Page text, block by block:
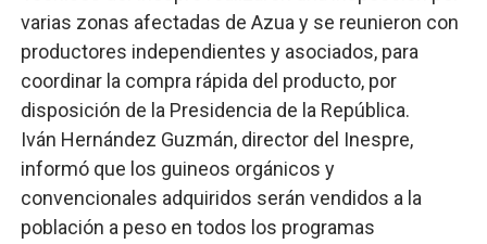
varias zonas afectadas de Azua y se reunieron con
productores independientes y asociados, para
coordinar la compra rápida del producto, por
disposición de la Presidencia de la República.
Iván Hernández Guzmán, director del Inespre,
informó que los guineos orgánicos y
convencionales adquiridos serán vendidos a la
población a peso en todos los programas